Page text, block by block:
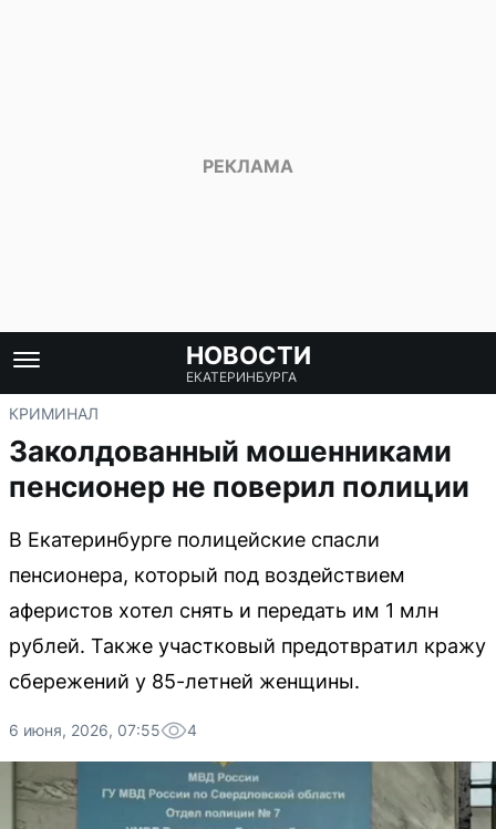
НОВОСТИ
ЕКАТЕРИНБУРГА
КРИМИНАЛ
Заколдованный мошенниками
пенсионер не поверил полиции
В Екатеринбурге полицейские спасли
пенсионера, который под воздействием
аферистов хотел снять и передать им 1 млн
рублей. Также участковый предотвратил кражу
сбережений у 85-летней женщины.
6 июня, 2026, 07:55 4